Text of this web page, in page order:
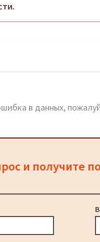
в данных,
и получите